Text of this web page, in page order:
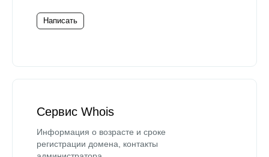
Написать
Сервис Whois
Информация о возрасте и сроке
регистрации домена, контакты